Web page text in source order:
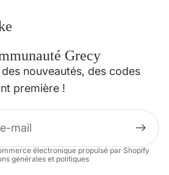
Grecy
nouveautés, des codes
première !
électronique propulsé par Shopify
générales et politiques